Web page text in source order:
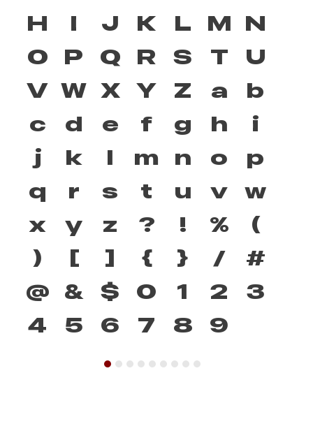
H
I J K L M N
O
P Q R S T
U
V W X Y Z a
b
c
d e f g h
i
j
k l m n o
p
q
r s t u v
w
x
y z ? ! %
(
)
[ ] { } /
#
@ & $ 0 1 2
3
4
5 6 7 8 9